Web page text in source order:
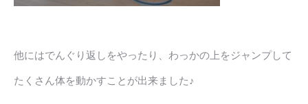
他にはでんぐり返しをやったり、わっかの上をジャンプして
たくさん体を動かすことが出来ました♪